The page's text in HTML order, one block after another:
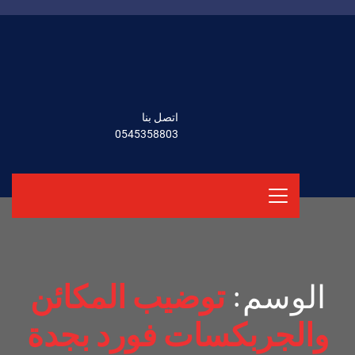
اتصل بنا
0545358803
الوسم:توضيب المكائن
والجربكسات فورد بجدة